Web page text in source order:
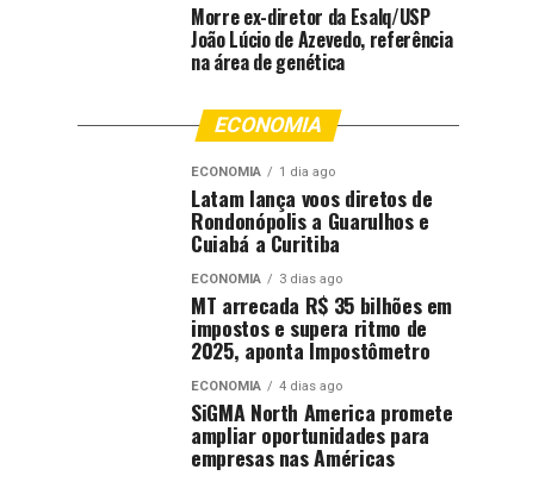
Morre ex-diretor da Esalq/USP
João Lúcio de Azevedo, referência
na área de genética
ECONOMIA
ECONOMIA 1 dia ago
Latam lança voos diretos de
Rondonópolis a Guarulhos e
Cuiabá a Curitiba
ECONOMIA 3 dias ago
MT arrecada R$ 35 bilhões em
impostos e supera ritmo de
2025, aponta Impostômetro
ECONOMIA 4 dias ago
SiGMA North America promete
ampliar oportunidades para
empresas nas Américas